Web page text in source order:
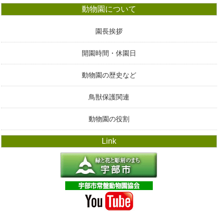
動物園について
園長挨拶
開園時間・休園日
動物園の歴史など
鳥獣保護関連
動物園の役割
Link